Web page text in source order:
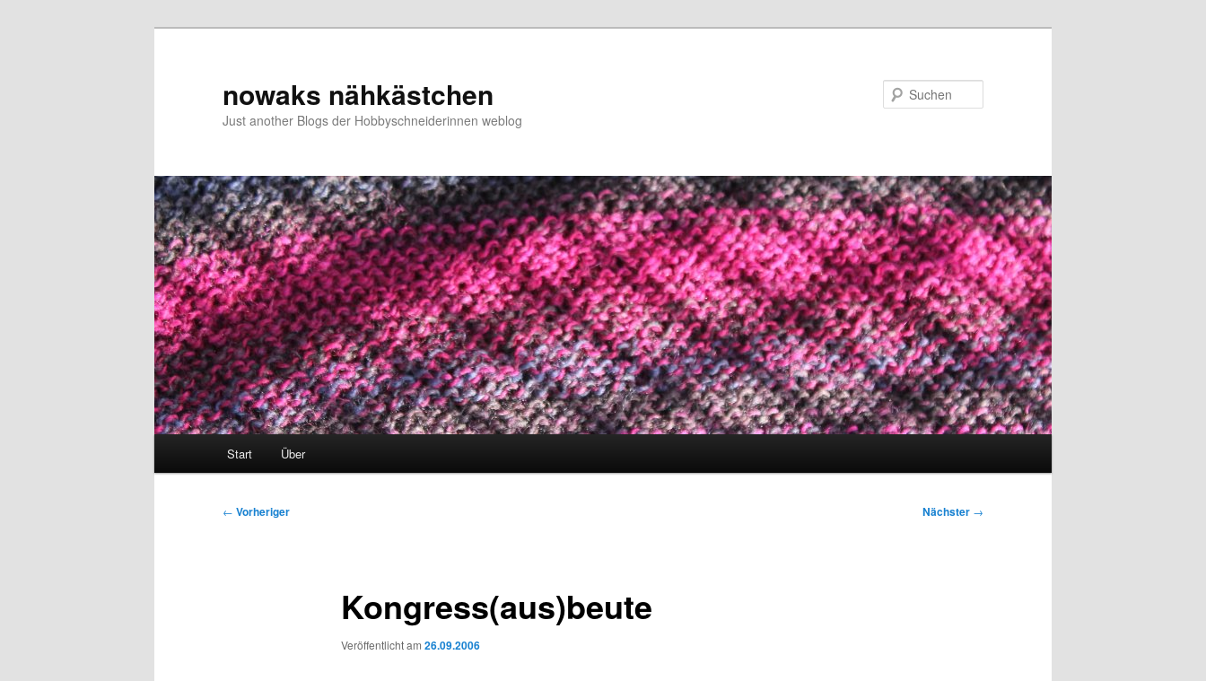
nowaks nähkästchen
Just another Blogs der Hobbyschneiderinnen weblog
Start Über
Beitragsnavigation
← Vorheriger Nächster →
Kongress(aus)beute
Veröffentlicht am 26.09.2006